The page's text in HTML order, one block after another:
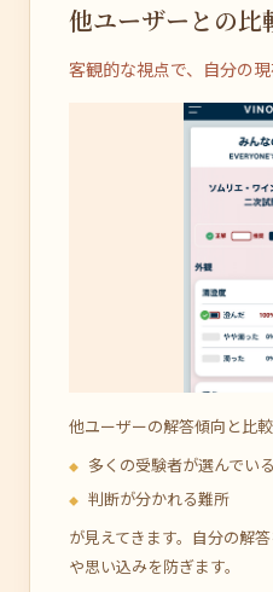
他ユーザーとの比
客観的な視点で、自分の現
他ユーザーの解答傾向と比較
多くの受験者が選んでい
判断が分かれる難所
が見えてきます。自分の解
や思い込みを防ぎます。